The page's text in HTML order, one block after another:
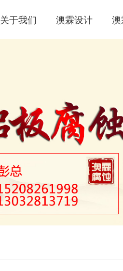
关于我们 澳霖设计
腐蚀壁画
锻铜圆雕
不锈钢雕塑